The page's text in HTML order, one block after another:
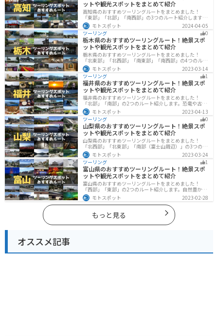
ットや観光スポットをまとめて紹介
高知県のおすすめツーリングルートをまとめました！
「東部」「北部」「南西部」の3つのルート紹介します。
山と海どちらも楽しめるスポットが多数あり、様々な楽
しみ方ができます。バイクで高知県にツーリングに行く
際は参考にしてください。
モトスポット
2024-04-05
ツーリング
0
栃木県のおすすめツーリングルート！絶景スポ
ットや観光スポットをまとめて紹介
栃木県のおすすめツーリングルートをまとめました！
「北東部」「北西部」「南東部」「南西部」の4つのルー
ト紹介します。日本を代表する神社や広大な山や滝、湖
などを歴史や自然を満喫するツーリングができます。バ
イクで栃木県にツーリングに行く際は参考にしてくださ
い。
モトスポット
2023-03-14
ツーリング
1
福井県のおすすめツーリングルート！絶景スポ
ットや観光スポットをまとめて紹介
福井県のおすすめツーリングルートをまとめました！
「北部」「南部」の2つのルート紹介します。恐竜や古代
遺跡、温泉地など魅力に溢れるスポットが多数ありま
す。バイクで福井県にツーリングに行く際は参考にして
ください。
モトスポット
2023-04-13
ツーリング
0
山梨県のおすすめツーリングルート！絶景スポ
ットや観光スポットをまとめて紹介
山梨県のおすすめツーリングルートをまとめました！
「北西部」「北東部」「南部（富士山周辺）」の3つのル
ート紹介します。富士山を中心に自然豊かな景色や食事
を楽しめるスポットが多数あります。バイクで山梨県に
ツーリングに行く際は参考にしてください。
モトスポット
2023-03-24
ツーリング
1
富山県のおすすめツーリングルート！絶景スポ
ットや観光スポットをまとめて紹介
富山県のおすすめツーリングルートをまとめました！
「西部」「東部」の2つのルート紹介します。自然豊かな
山と海、温泉が充実しており、美術館などもあるので、
自然を満喫するツーリングができます。バイクで富山県
にツーリングに行く際は参考にしてください。
モトスポット 2023-02-28
もっと見る
オススメ記事